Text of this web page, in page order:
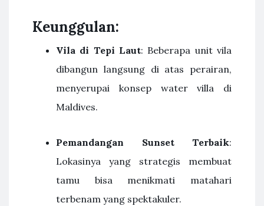
Keunggulan:
Vila di Tepi Laut: Beberapa unit vila
dibangun langsung di atas perairan,
menyerupai konsep water villa di
Maldives.
Pemandangan Sunset Terbaik:
Lokasinya yang strategis membuat
tamu bisa menikmati matahari
terbenam yang spektakuler.